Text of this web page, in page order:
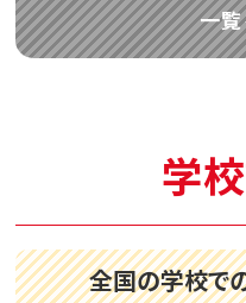
一
学
全国の学校で